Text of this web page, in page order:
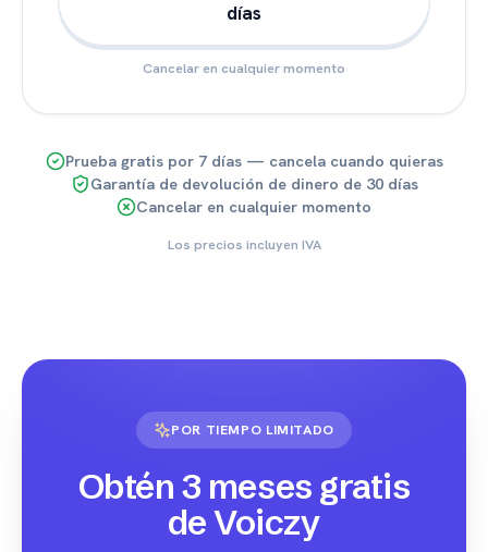
días
Cancelar en cualquier momento
Prueba gratis por 7 días — cancela cuando quieras
Garantía de devolución de dinero de 30 días
Cancelar en cualquier momento
Los precios incluyen IVA
POR TIEMPO LIMITADO
Obtén 3 meses gratis
de Voiczy